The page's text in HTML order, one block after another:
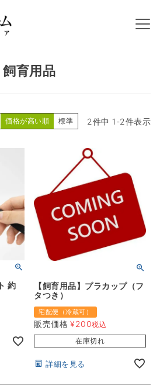
飼育用品
価格が高い順 標準 2件中 1-2件表示
約
【飼育用品】プラカップ（フ
タつき）
宅配便（冷蔵可）
販売価格 ¥200税込
在庫切れ
詳細を見る